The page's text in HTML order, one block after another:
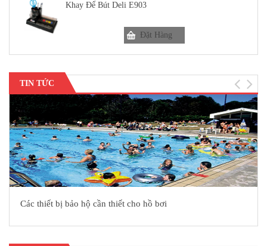
Khay Để Bút Deli E903
Đặt Hàng
TIN TỨC
Các thiết bị bảo hộ cần thiết cho hồ bơi